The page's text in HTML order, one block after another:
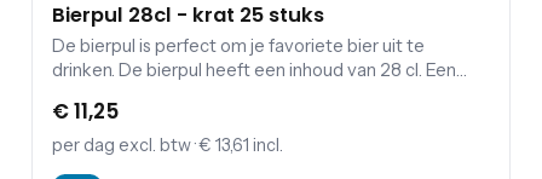
Bierpul 28cl - krat 25 stuks
De bierpul is perfect om je favoriete bier uit te
drinken. De bierpul heeft een inhoud van 28 cl. Een
bier pitchers, biertafels en bierbanken! De prijs van
Bierpul 28cl geldt inclusief schoonmaakkosten.
€ 11,25
per dag excl. btw· € 13,61 incl.